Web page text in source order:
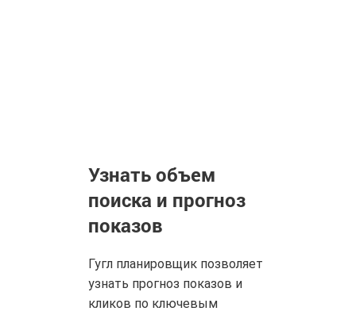
Узнать объем
поиска и прогноз
показов
Гугл планировщик позволяет
узнать прогноз показов и
кликов по ключевым